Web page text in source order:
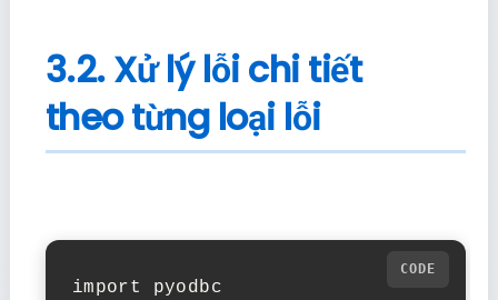
3.2. Xử lý lỗi chi tiết
theo từng loại lỗi
import pyodbc